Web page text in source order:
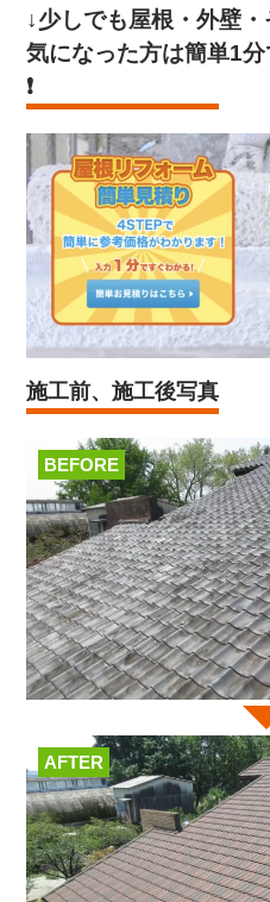
↓少しでも屋根・外壁
気になった方は簡単1分
❗️
施工前、施工後写真
BEFORE
AFTER